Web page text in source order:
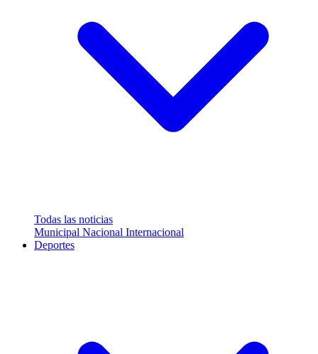
Todas las noticias
Municipal Nacional Internacional
Deportes